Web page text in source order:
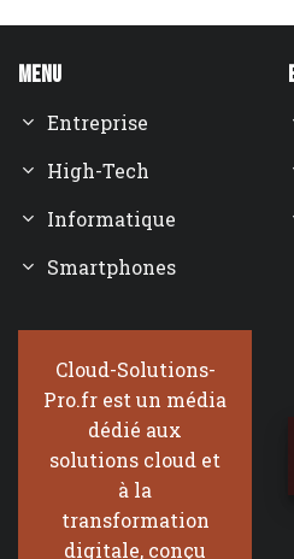
Menu
Entreprise
High-Tech
Informatique
Smartphones
Cloud-Solutions-
Pro.fr est un média
dédié aux
solutions cloud et
à la
transformation
digitale, conçu